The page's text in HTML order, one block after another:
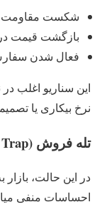
شکست مقاومت با
بازگشت قیمت
فعال شدن
این سناریو اغلب
نرخ بیکاری یا
تله فروش (Sell Trap)
در این حالت،
احساسات منفی